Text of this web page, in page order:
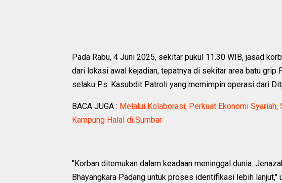
Pada Rabu, 4 Juni 2025, sekitar pukul 11.30 WIB, jasad
dari lokasi awal kejadian, tepatnya di sekitar area batu grip
selaku Ps. Kasubdit Patroli yang memimpin operasi dari
BACA JUGA : Melalui Kolaborasi, Perkuat Ekonomi
Kampung Halal di Sumbar
"Korban ditemukan dalam keadaan meninggal dunia.
Bhayangkara Padang untuk proses identifikasi lebih